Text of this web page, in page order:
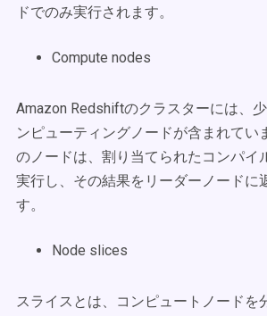
ドでのみ実行されます。
Compute nodes
Amazon Redshiftのクラスターには、
ンピューティングノードが含まれてい
のノードは、割り当てられたコンパイ
実行し、その結果をリーダーノードに
す。
Node slices
スライスとは、コンピュートノードを